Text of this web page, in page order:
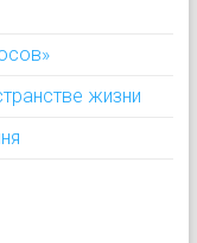
жизни